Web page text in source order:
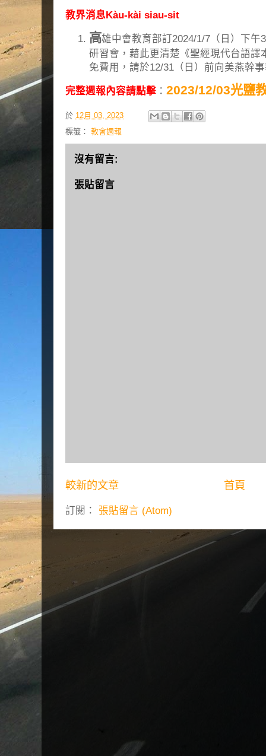
教界消息Kàu-kài siau-sit
高雄中會教育部訂2024/1/7（日）下午
研習會，藉此更清楚《聖經現代台語譯
免費用，請於12/31（日）前向美燕幹
完整週報內容請點擊 ： 2023/12/03光鹽
於 12月 03, 2023
標籤： 教會週報
沒有留言:
張貼留言
較新的文章 首頁
訂閱： 張貼留言 (Atom)